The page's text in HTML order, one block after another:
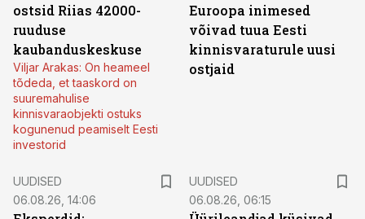
ostsid Riias 42000-
ruuduse
kaubanduskeskuse
Viljar Arakas: On heameel
tõdeda, et taaskord on
suuremahulise
kinnisvaraobjekti ostuks
kogunenud peamiselt Eesti
investorid
Euroopa inimesed
võivad tuua Eesti
kinnisvaraturule uusi
ostjaid
UUDISED
06.08.26, 14:06
UUDISED
06.08.26, 06:15